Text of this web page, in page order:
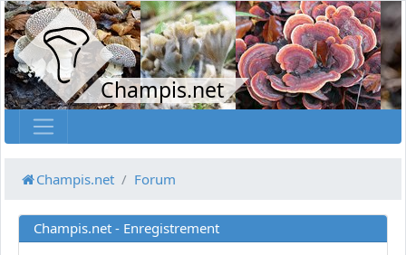
Champis.net
Champis.net Forum
Champis.net - Enregistrement